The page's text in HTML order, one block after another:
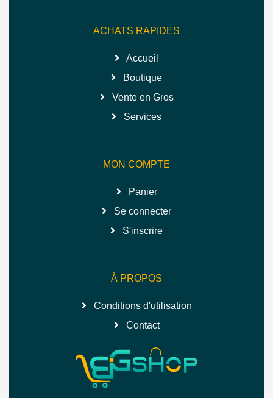
ACHATS RAPIDES
Accueil
Boutique
Vente en Gros
Services
MON COMPTE
Panier
Se connecter
S'inscrire
À PROPOS
Conditions d'utilisation
Contact